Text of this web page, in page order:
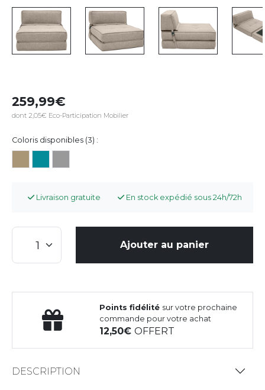
259,99
dont 2,05€ Eco-Participation Mobilier
Coloris disponibles (3) :
Livraison gratuite En stock expédié sous 24h/72h
Ajouter au panier
Points fidélité sur votre prochaine
commande pour votre achat
12,50OFFERT
DESCRIPTION